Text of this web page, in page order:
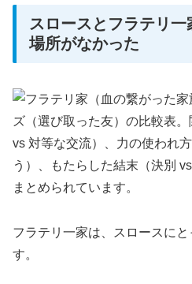
スロースとフラテリ
場所がなかった
フラテリ一家は、スロースに
す。